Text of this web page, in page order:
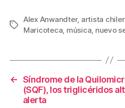
c
e
o
k
tt
er
ail er
e
m
p
ar
tir
Etiquetas
Alex Anwandter, artista
Maricoteca música nuevo
← Síndrome de la
(SQF), los triglicéridos
alerta